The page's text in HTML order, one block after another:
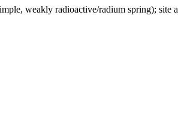
weakly radioactive/radium spring);